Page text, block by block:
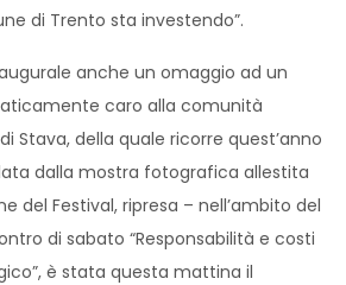
di Trento sta investendo”.
anche un omaggio ad un
caro alla comunità
Stava, della quale ricorre quest’anno
dalla mostra fotografica allestita
del Festival, ripresa – nell’ambito del
di sabato “Responsabilità e costi
è stata questa mattina il